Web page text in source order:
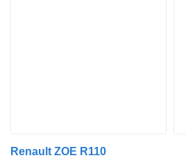
Renault ZOE R110